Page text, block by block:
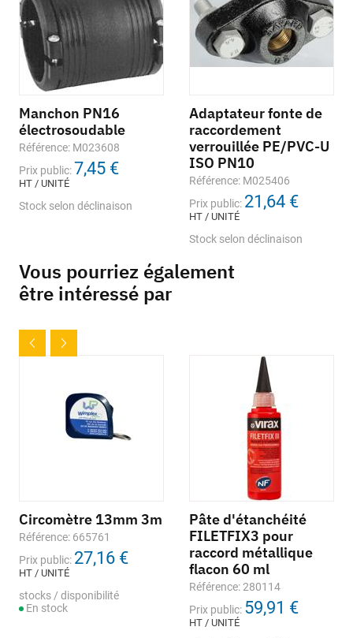
Manchon PN16
électrosoudable
Référence: M023608
Prix public:7,45 €
HT / UNITÉ
Stock selon déclinaison
Adaptateur fonte de
raccordement
verrouillée PE/PVC-U
ISO PN10
Référence: M025406
Prix public: 21,64 €
HT / UNITÉ
Stock selon déclinaison
Vous pourriez également
être intéressé par
Circomètre 13mm 3m
Référence: 665761
Prix public: 27,16 €
HT / UNITÉ
stocks / disponibilité
En stock
Pâte d'étanchéité
FILETFIX3 pour
raccord métallique
flacon 60 ml
Référence: 280114
Prix public: 59,91 €
HT / UNITÉ